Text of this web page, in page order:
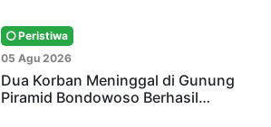
Peristiwa
05 Agu 2026
Dua Korban Meninggal di Gunung
Piramid Bondowoso Berhasil…